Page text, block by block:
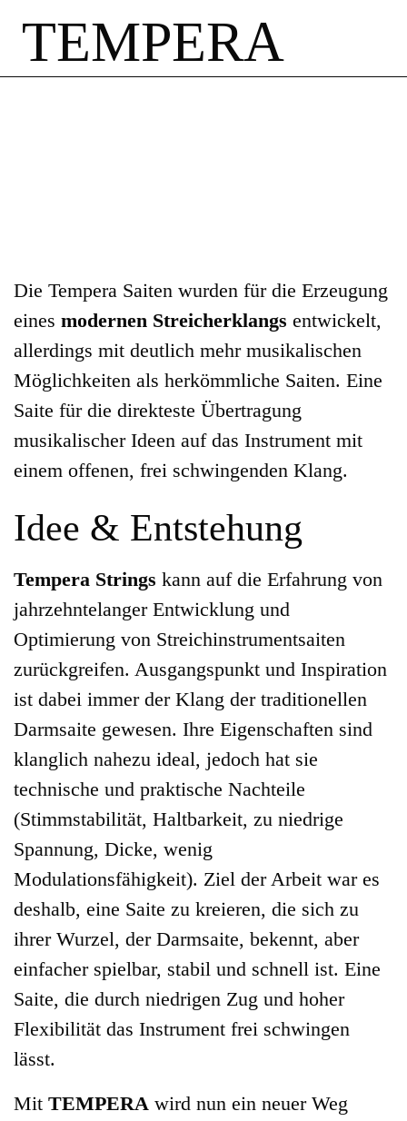
TEMPERA
Die Tempera Saiten wurden für die Erzeugung
eines modernen Streicherklangs entwickelt,
allerdings mit deutlich mehr musikalischen
Möglichkeiten als herkömmliche Saiten. Eine
Saite für die direkteste Übertragung
musikalischer Ideen auf das Instrument mit
einem offenen, frei schwingenden Klang.
Idee & Entstehung
Tempera Strings kann auf die Erfahrung von
jahrzehntelanger Entwicklung und
Optimierung von Streichinstrumentsaiten
zurückgreifen. Ausgangspunkt und Inspiration
ist dabei immer der Klang der traditionellen
Darmsaite gewesen. Ihre Eigenschaften sind
klanglich nahezu ideal, jedoch hat sie
technische und praktische Nachteile
(Stimmstabilität, Haltbarkeit, zu niedrige
Spannung, Dicke, wenig
Modulationsfähigkeit). Ziel der Arbeit war es
deshalb, eine Saite zu kreieren, die sich zu
ihrer Wurzel, der Darmsaite, bekennt, aber
einfacher spielbar, stabil und schnell ist. Eine
Saite, die durch niedrigen Zug und hoher
Flexibilität das Instrument frei schwingen
lässt.
Mit TEMPERA wird nun ein neuer Weg